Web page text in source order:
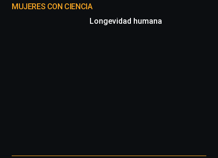
MUJERES CON CIENCIA
Longevidad humana